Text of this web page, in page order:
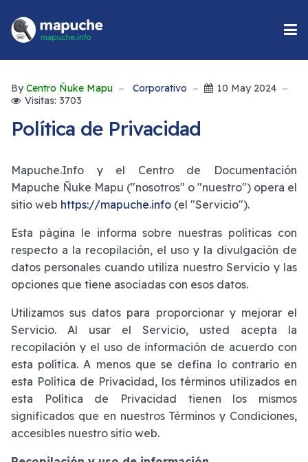
By Centro Ñuke Mapu Corporativo
10 May 2024
Visitas: 3703
Política de Privacidad
Mapuche.Info y el Centro de Documentación
Mapuche Ñuke Mapu ("nosotros" o "nuestro") opera el
sitio web https://mapuche.info (el "Servicio").
Esta página le informa sobre nuestras políticas con
respecto a la recopilación, el uso y la divulgación de
datos personales cuando utiliza nuestro Servicio y las
opciones que tiene asociadas con esos datos.
Utilizamos sus datos para proporcionar y mejorar el
Servicio. Al usar el Servicio, usted acepta la
recopilación y el uso de información de acuerdo con
esta política. A menos que se defina lo contrario en
esta Política de Privacidad, los términos utilizados en
esta Política de Privacidad tienen los mismos
significados que en nuestros Términos y Condiciones,
accesibles nuestro sitio web.